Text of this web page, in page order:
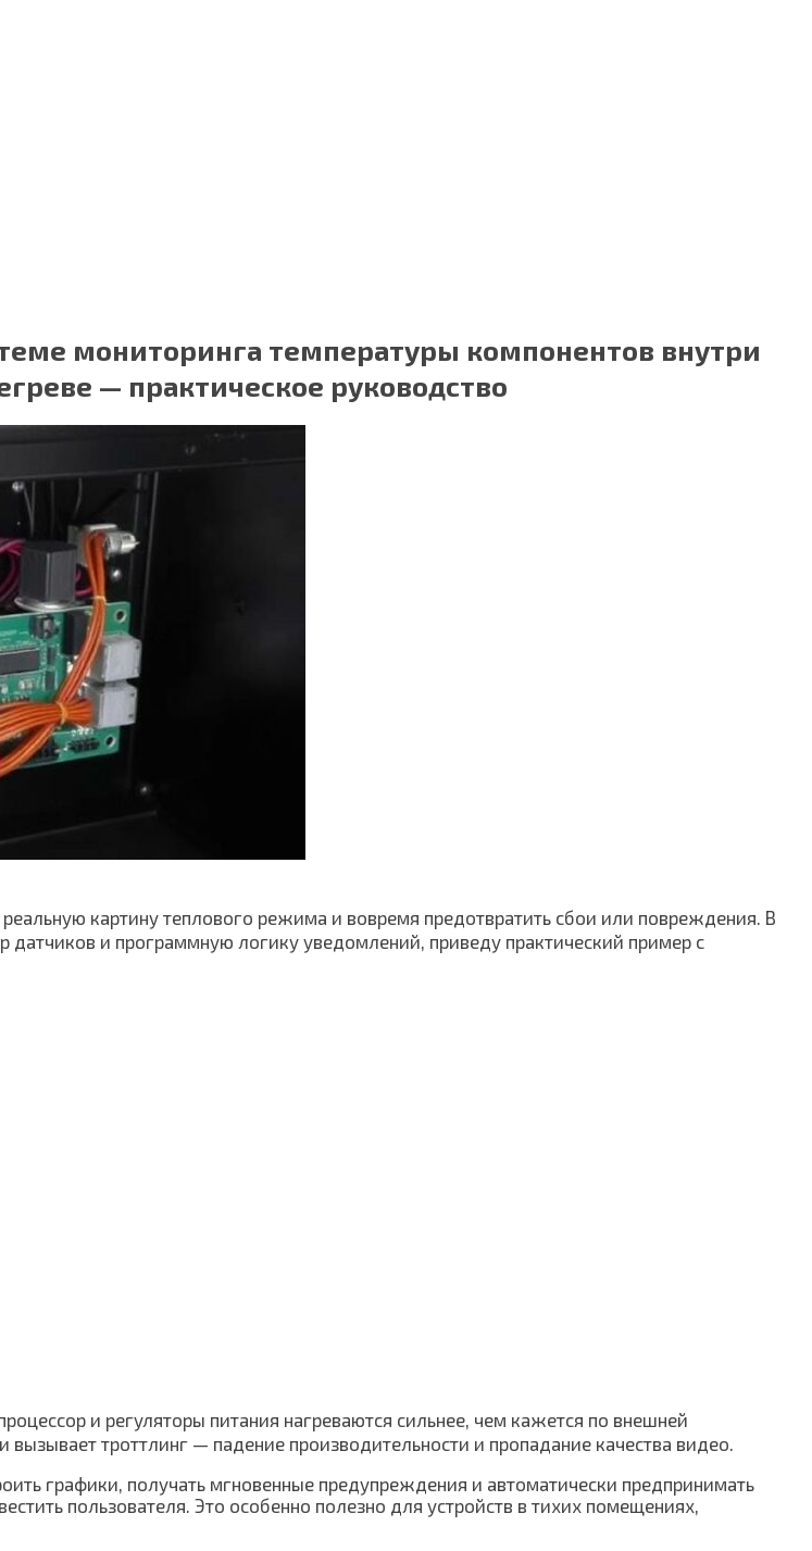
мониторинга температуры компонентов внутри
— практическое руководство
картину теплового режима и вовремя предотвратить сбои или повреждения. В
датчиков и программную логику уведомлений, приведу практический пример с
и регуляторы питания нагреваются сильнее, чем кажется по внешней
троттлинг — падение производительности и пропадание качества видео.
графики, получать мгновенные предупреждения и автоматически предпринимать
пользователя. Это особенно полезно для устройств в тихих помещениях,